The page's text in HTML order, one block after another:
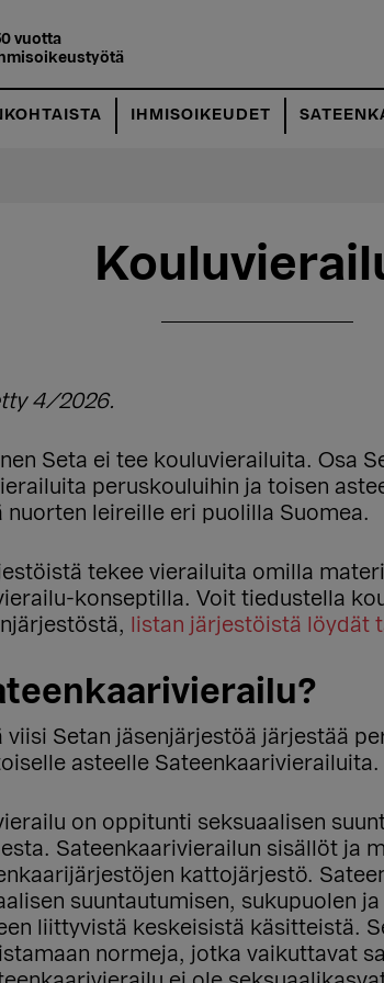
vuotta
IHMISOIKEUDET
4/2026.
Seta ei tee kouluvierailuita. Osa
peruskouluihin ja toisen
nuorten leireille eri puolilla Suomea.
tekee vierailuita omilla
konseptilla. Voit tiedustella
listan järjestöistä löydät
viisi Setan jäsenjärjestöä järjestää
asteelle Sateenkaarivierailuita.
on oppitunti seksuaalisen
Sateenkaarivierailun sisällöt ja
kattojärjestö.
suuntautumisen, sukupuolen
liittyvistä keskeisistä käsitteistä.
normeja, jotka vaikuttavat